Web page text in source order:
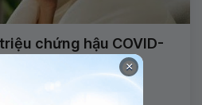
chứng hậu COVID-
×